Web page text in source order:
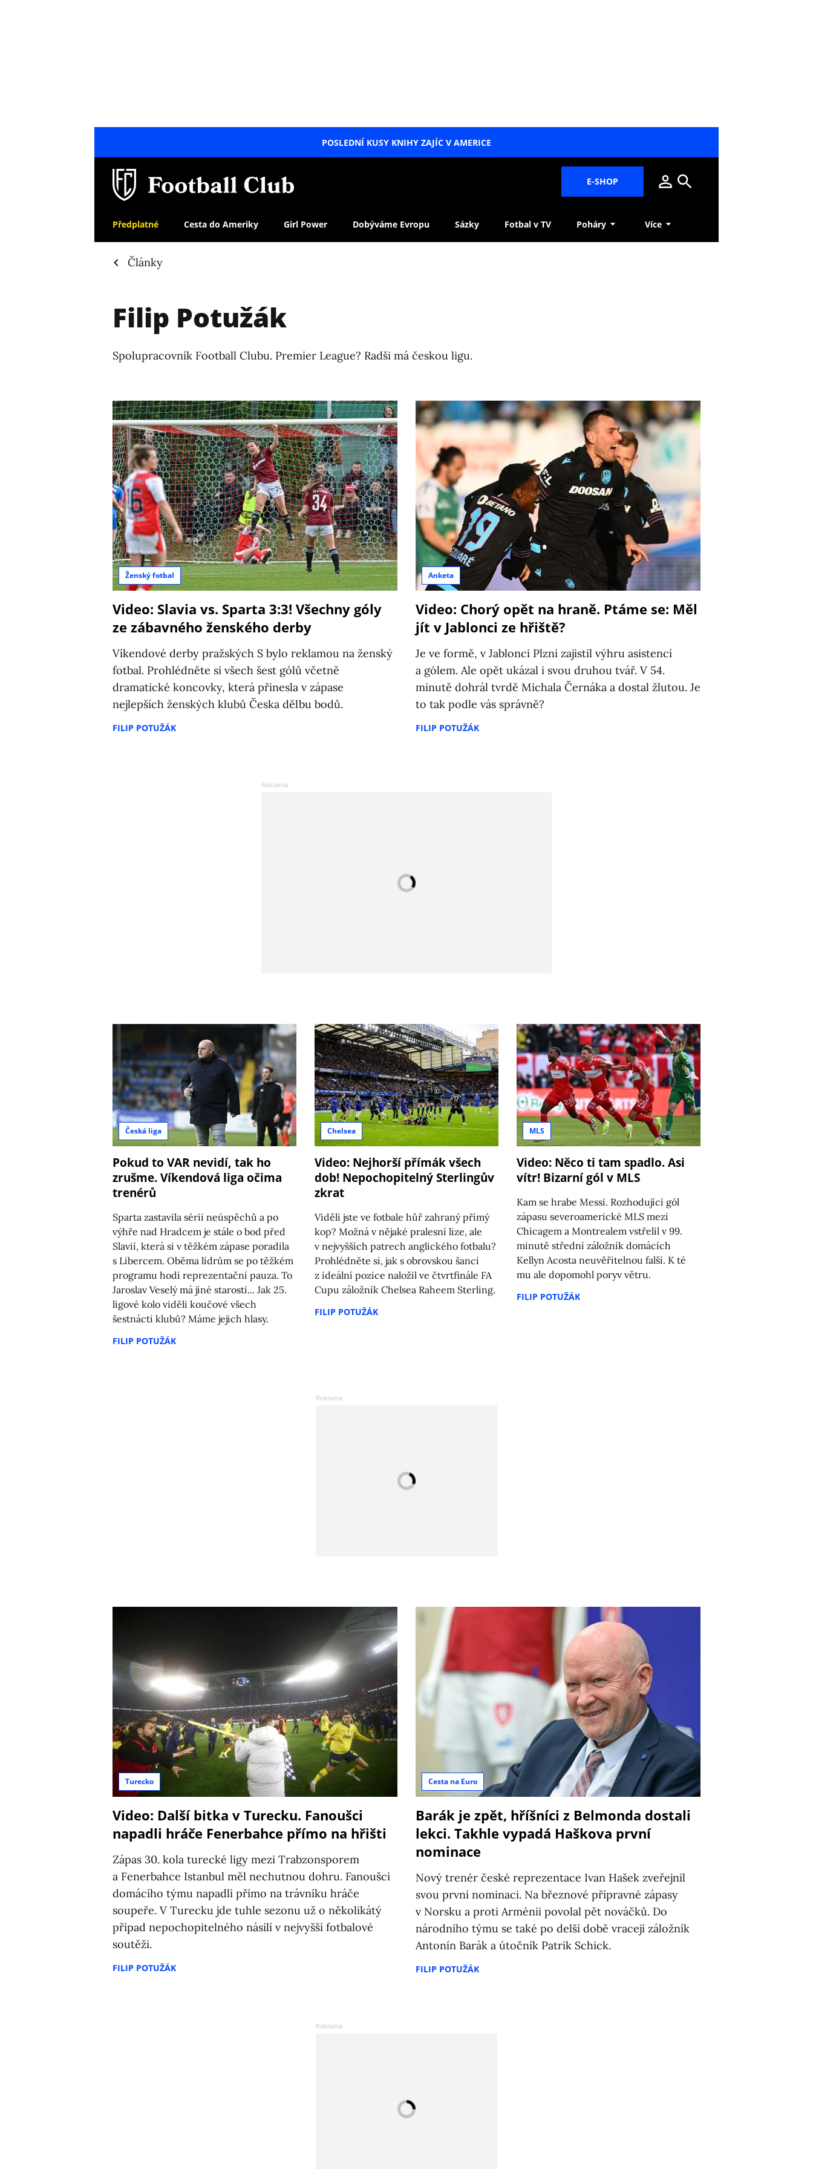
POSLEDNÍ KUSY KNIHY ZAJÍC V AMERICE
E-SHOP
Předplatné Cesta do Ameriky Girl Power Dobýváme Evropu Sázky Fotbal v TV Poháry Více
Články
Filip Potužák
Spolupracovník Football Clubu. Premier League? Radši má českou ligu.
Ženský fotbal
Video: Slavia vs. Sparta 3:3! Všechny góly
ze zábavného ženského derby
Víkendové derby pražských S bylo reklamou na ženský
fotbal. Prohlédněte si všech šest gólů včetně
dramatické koncovky, která přinesla v zápase
nejlepších ženských klubů Česka dělbu bodů.
FILIP POTUŽÁK
Anketa
Video: Chorý opět na hraně. Ptáme se: Měl
jít v Jablonci ze hřiště?
Je ve formě, v Jablonci Plzni zajistil výhru asistencí
a gólem. Ale opět ukázal i svou druhou tvář. V 54.
minutě dohrál tvrdě Michala Černáka a dostal žlutou. Je
to tak podle vás správně?
FILIP POTUŽÁK
Česká liga
Pokud to VAR nevidí, tak ho
zrušme. Víkendová liga očima
trenérů
Sparta zastavila sérii neúspěchů a po
výhře nad Hradcem je stále o bod před
Slavií, která si v těžkém zápase poradila
s Libercem. Oběma lídrům se po těžkém
programu hodí reprezentační pauza. To
Jaroslav Veselý má jiné starosti... Jak 25.
ligové kolo viděli koučové všech
šestnácti klubů? Máme jejich hlasy.
FILIP POTUŽÁK
Chelsea
Video: Nejhorší přímák všech
dob! Nepochopitelný Sterlingův
zkrat
Viděli jste ve fotbale hůř zahraný přímý
kop? Možná v nějaké pralesní lize, ale
v nejvyšších patrech anglického fotbalu?
Prohlédněte si, jak s obrovskou šancí
z ideální pozice naložil ve čtvrtfinále FA
Cupu záložník Chelsea Raheem Sterling.
FILIP POTUŽÁK
MLS
Video: Něco ti tam spadlo. Asi
vítr! Bizarní gól v MLS
Kam se hrabe Messi. Rozhodující gól
zápasu severoamerické MLS mezi
Chicagem a Montrealem vstřelil v 99.
minutě střední záložník domácích
Kellyn Acosta neuvěřitelnou falší. K té
mu ale dopomohl poryv větru.
FILIP POTUŽÁK
Turecko
Video: Další bitka v Turecku. Fanoušci
napadli hráče Fenerbahce přímo na hřišti
Zápas 30. kola turecké ligy mezi Trabzonsporem
a Fenerbahce Istanbul měl nechutnou dohru. Fanoušci
domácího týmu napadli přímo na trávníku hráče
soupeře. V Turecku jde tuhle sezonu už o několikátý
případ nepochopitelného násilí v nejvyšší fotbalové
soutěži.
FILIP POTUŽÁK
Cesta na Euro
Barák je zpět, hříšníci z Belmonda dostali
lekci. Takhle vypadá Haškova první
nominace
Nový trenér české reprezentace Ivan Hašek zveřejnil
svou první nominaci. Na březnové přípravné zápasy
v Norsku a proti Arménii povolal pět nováčků. Do
národního týmu se také po delší době vracejí záložník
Antonín Barák a útočník Patrik Schick.
FILIP POTUŽÁK
8